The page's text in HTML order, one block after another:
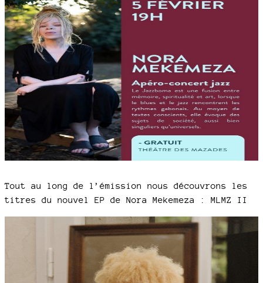
Tout au long de l’émission nous découvrons les
titres du nouvel EP de Nora Mekemeza : MLMZ II